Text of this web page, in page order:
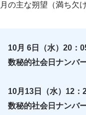
月の主な朔望（満ち欠
10月 6日（水）20
数秘的社会日ナンバ
10月13日（水）12
数秘的社会日ナンバ